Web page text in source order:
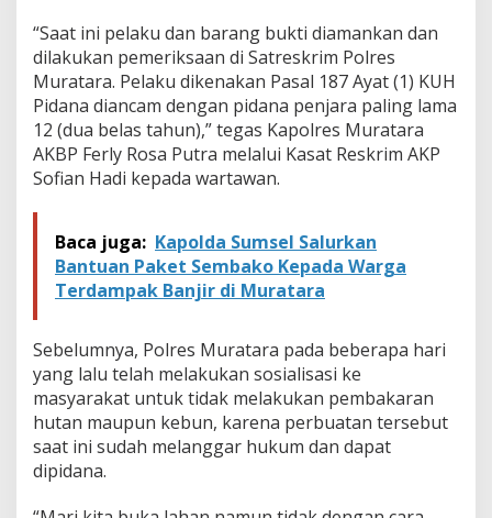
“Saat ini pelaku dan barang bukti diamankan dan
dilakukan pemeriksaan di Satreskrim Polres
Muratara. Pelaku dikenakan Pasal 187 Ayat (1) KUH
Pidana diancam dengan pidana penjara paling lama
12 (dua belas tahun),” tegas Kapolres Muratara
AKBP Ferly Rosa Putra melalui Kasat Reskrim AKP
Sofian Hadi kepada wartawan.
Baca juga: Kapolda Sumsel Salurkan
Bantuan Paket Sembako Kepada Warga
Terdampak Banjir di Muratara
Sebelumnya, Polres Muratara pada beberapa hari
yang lalu telah melakukan sosialisasi ke
masyarakat untuk tidak melakukan pembakaran
hutan maupun kebun, karena perbuatan tersebut
saat ini sudah melanggar hukum dan dapat
dipidana.